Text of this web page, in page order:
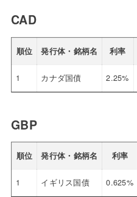
CAD
順位 発行体・銘柄名 利率
1 カナダ国債 2.25%
GBP
順位 発行体・銘柄名 利率
1 イギリス国債 0.625%